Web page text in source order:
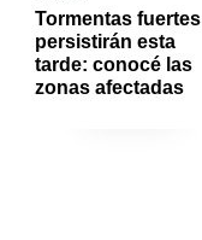
Tormentas fuertes
persistirán esta
tarde: conocé las
zonas afectadas